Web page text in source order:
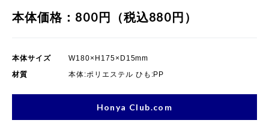
本体価格：800円（税込880円）
本体サイズ
W180×H175×D15mm
材質
本体:ポリエステル ひも:PP
Honya Club.com